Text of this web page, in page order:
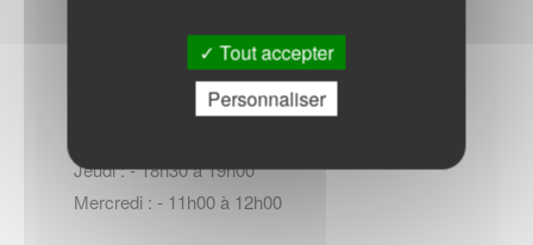
Horaires Mairie
Jeudi : - 18h30 à 19h00
Mercredi : - 11h00 à 12h00
Tout accepter
Personnaliser